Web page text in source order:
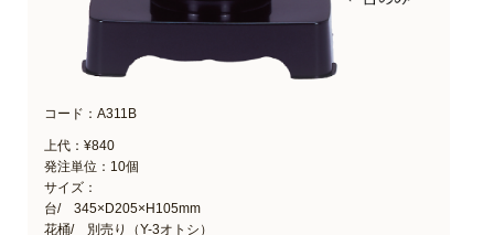
コード：A311B
上代：¥840
発注単位：10個
サイズ：
台/ 345×D205×H105mm
花桶/ 別売り（Y-3オトシ）